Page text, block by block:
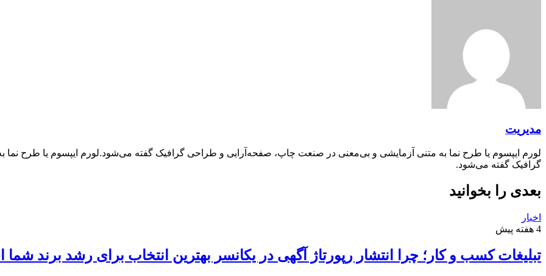
مدیریت
لورم ایپسوم یا طرح‌ نما به متنی آزمایشی و بی‌معنی در صنعت چاپ، صفحه‌آرایی و طراحی گرافیک گفته می‌شود.لورم ایپسوم یا طرح‌
گرافیک گفته می‌شود.
بعدی را بخوانید
اخبار
4 هفته پیش
تبلیغات کسب و کار؛ چرا انتشار رپورتاژ آگهی در یکانسر بهترین انتخاب برای رشد برند